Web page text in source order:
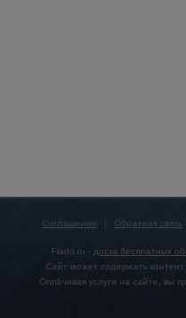
Соглашение | Обратная связь
Flado.ru - доска бесплатных
Сайт может содержать
Оплачивая услуги на сайте, вы